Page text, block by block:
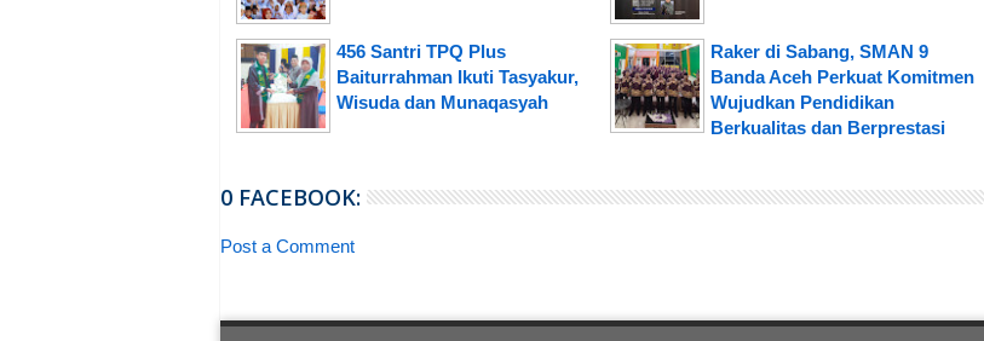
456 Santri TPQ Plus
Baiturrahman Ikuti Tasyakur,
Wisuda dan Munaqasyah
Raker di Sabang, SMAN 9
Banda Aceh Perkuat Komitmen
Wujudkan Pendidikan
Berkualitas dan Berprestasi
0 FACEBOOK:
Post a Comment